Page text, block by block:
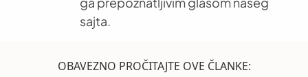
sajta.
OBAVEZNO PROČITAJTE OVE ČLANKE: